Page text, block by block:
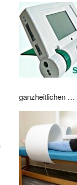
ganzheitlichen …